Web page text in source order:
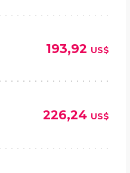
193,92 US$
226,24 US$